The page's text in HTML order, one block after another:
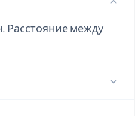
Расстояние между